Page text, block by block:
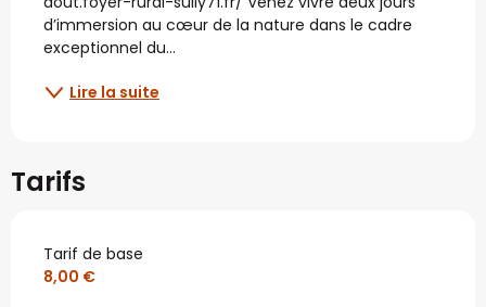
d’immersion au cœur de la nature dans le cadre
exceptionnel du...
Lire la suite
Tarifs
Tarif de base
8,00 €